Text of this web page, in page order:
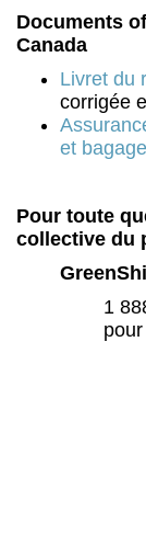
Documents
Canada
Livret du
corrigée
et
Pour toute
collective du
1
pour